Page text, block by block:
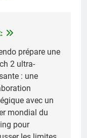
prépare une
2 ultra-
: une
avec un
mondial du
pour